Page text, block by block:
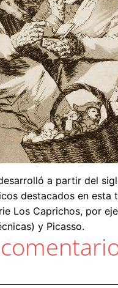
a partir del
destacados en esta
Los Caprichos, por
y Picasso.